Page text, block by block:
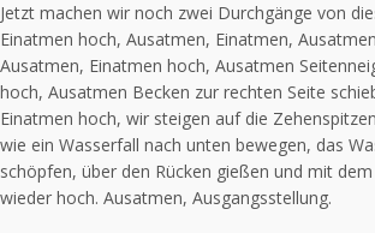
Jetzt machen wir noch zwei Durchgänge von
Einatmen hoch, Ausatmen, Einatmen,
Ausatmen, Einatmen hoch, Ausatmen
hoch, Ausatmen Becken zur rechten Seite
Einatmen hoch, wir steigen auf die
wie ein Wasserfall nach unten bewegen, das
schöpfen, über den Rücken gießen und mit
wieder hoch. Ausatmen, Ausgangsstellung.